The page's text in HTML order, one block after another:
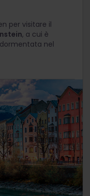
per visitare il
, a cui è
nel